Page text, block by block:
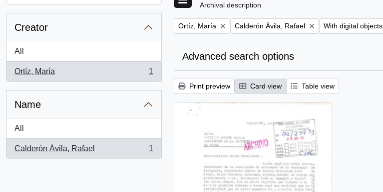
Creator
All
Ortíz, María
, 1 results
1
Name
All
Calderón Ávila, Rafael
, 1 results
1
Archival description
Remove filter:
Ortíz, María Remove filter:
Calderón Ávila, Rafael Remove filter:
With digital objects
Advanced search options
Print preview Card view Table view